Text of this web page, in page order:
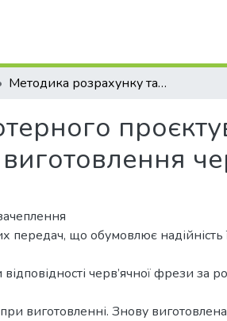
Методика розрахунку та комп’ютерного проєктування технологічного оснащення для виготовлення черв’ячних фрез
передач, що обумовлює надійність
черв’ячної фрези за
виготовленні. Знову